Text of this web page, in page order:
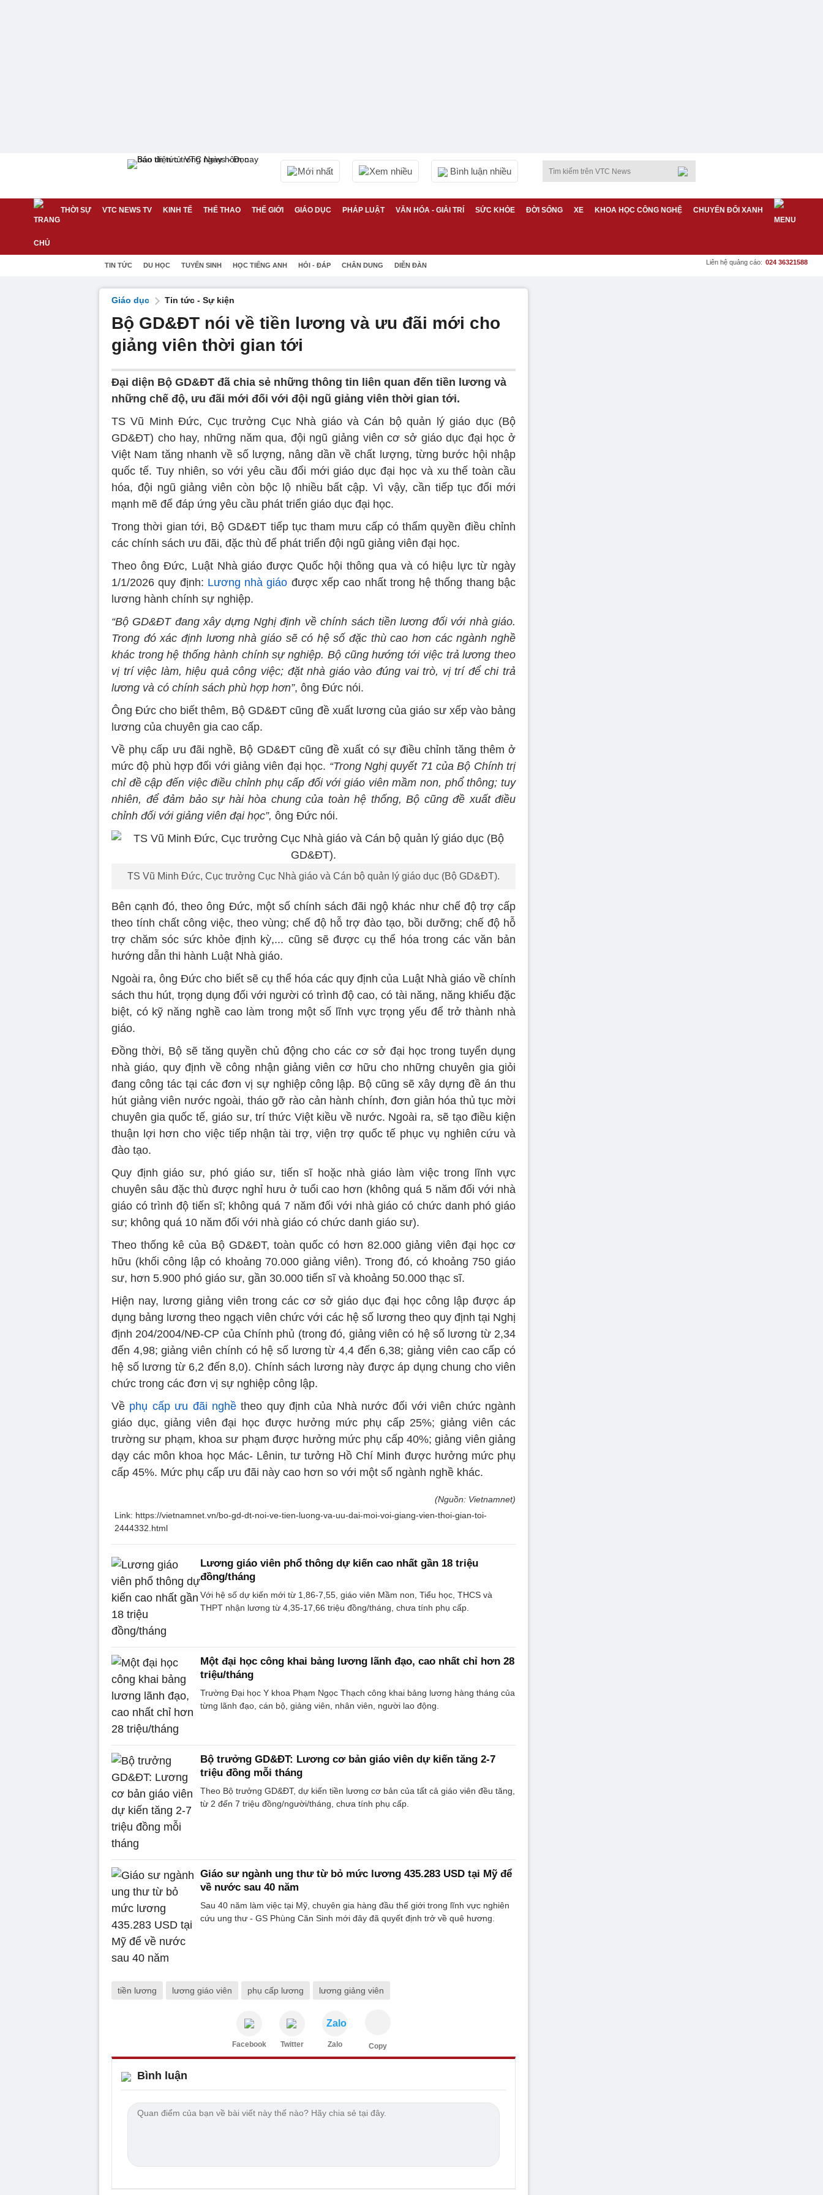
Mới nhất Xem nhiều Bình luận nhiều
THỜI SỰ VTC NEWS TV KINH TẾ THỂ THAO THẾ GIỚI GIÁO DỤC PHÁP LUẬT VĂN HÓA - GIẢI TRÍ SỨC KHỎE ĐỜI SỐNG XE KHOA HỌC CÔNG NGHỆ CHUYỂN ĐỔI XANH
TIN TỨC DU HỌC TUYỂN SINH HỌC TIẾNG ANH HỎI - ĐÁP CHÂN DUNG DIỄN ĐÀN Liên hệ quảng cáo: 024 36321588
Giáo dục Tin tức - Sự kiện
Bộ GD&ĐT nói về tiền lương và ưu đãi mới cho
giảng viên thời gian tới
Đại diện Bộ GD&ĐT đã chia sẻ những thông tin liên quan đến tiền lương và
những chế độ, ưu đãi mới đối với đội ngũ giảng viên thời gian tới.
TS Vũ Minh Đức, Cục trưởng Cục Nhà giáo và Cán bộ quản lý giáo dục (Bộ
GD&ĐT) cho hay, những năm qua, đội ngũ giảng viên cơ sở giáo dục đại học ở
Việt Nam tăng nhanh về số lượng, nâng dần về chất lượng, từng bước hội nhập
quốc tế. Tuy nhiên, so với yêu cầu đổi mới giáo dục đại học và xu thế toàn cầu
hóa, đội ngũ giảng viên còn bộc lộ nhiều bất cập. Vì vậy, cần tiếp tục đổi mới
mạnh mẽ để đáp ứng yêu cầu phát triển giáo dục đại học.
Trong thời gian tới, Bộ GD&ĐT tiếp tục tham mưu cấp có thẩm quyền điều chỉnh
các chính sách ưu đãi, đặc thù để phát triển đội ngũ giảng viên đại học.
Theo ông Đức, Luật Nhà giáo được Quốc hội thông qua và có hiệu lực từ ngày
1/1/2026 quy định: Lương nhà giáo được xếp cao nhất trong hệ thống thang bậc
lương hành chính sự nghiệp.
“Bộ GD&ĐT đang xây dựng Nghị định về chính sách tiền lương đối với nhà giáo.
Trong đó xác định lương nhà giáo sẽ có hệ số đặc thù cao hơn các ngành nghề
khác trong hệ thống hành chính sự nghiệp. Bộ cũng hướng tới việc trả lương theo
vị trí việc làm, hiệu quả công việc; đặt nhà giáo vào đúng vai trò, vị trí để chi trả
lương và có chính sách phù hợp hơn”, ông Đức nói.
Ông Đức cho biết thêm, Bộ GD&ĐT cũng đề xuất lương của giáo sư xếp vào bảng
lương của chuyên gia cao cấp.
Về phụ cấp ưu đãi nghề, Bộ GD&ĐT cũng đề xuất có sự điều chỉnh tăng thêm ở
mức độ phù hợp đối với giảng viên đại học. “Trong Nghị quyết 71 của Bộ Chính trị
chỉ đề cập đến việc điều chỉnh phụ cấp đối với giáo viên mầm non, phổ thông; tuy
nhiên, để đảm bảo sự hài hòa chung của toàn hệ thống, Bộ cũng đề xuất điều
chỉnh đối với giảng viên đại học”, ông Đức nói.
TS Vũ Minh Đức, Cục trưởng Cục Nhà giáo và Cán bộ quản lý giáo dục (Bộ GD&ĐT).
Bên cạnh đó, theo ông Đức, một số chính sách đãi ngộ khác như chế độ trợ cấp
theo tính chất công việc, theo vùng; chế độ hỗ trợ đào tạo, bồi dưỡng; chế độ hỗ
trợ chăm sóc sức khỏe định kỳ,... cũng sẽ được cụ thể hóa trong các văn bản
hướng dẫn thi hành Luật Nhà giáo.
Ngoài ra, ông Đức cho biết sẽ cụ thể hóa các quy định của Luật Nhà giáo về chính
sách thu hút, trọng dụng đối với người có trình độ cao, có tài năng, năng khiếu đặc
biệt, có kỹ năng nghề cao làm trong một số lĩnh vực trọng yếu để trở thành nhà
giáo.
Đồng thời, Bộ sẽ tăng quyền chủ động cho các cơ sở đại học trong tuyển dụng
nhà giáo, quy định về công nhận giảng viên cơ hữu cho những chuyên gia giỏi
đang công tác tại các đơn vị sự nghiệp công lập. Bộ cũng sẽ xây dựng đề án thu
hút giảng viên nước ngoài, tháo gỡ rào cản hành chính, đơn giản hóa thủ tục mời
chuyên gia quốc tế, giáo sư, trí thức Việt kiều về nước. Ngoài ra, sẽ tạo điều kiện
thuận lợi hơn cho việc tiếp nhận tài trợ, viện trợ quốc tế phục vụ nghiên cứu và
đào tạo.
Quy định giáo sư, phó giáo sư, tiến sĩ hoặc nhà giáo làm việc trong lĩnh vực
chuyên sâu đặc thù được nghỉ hưu ở tuổi cao hơn (không quá 5 năm đối với nhà
giáo có trình độ tiến sĩ; không quá 7 năm đối với nhà giáo có chức danh phó giáo
sư; không quá 10 năm đối với nhà giáo có chức danh giáo sư).
Theo thống kê của Bộ GD&ĐT, toàn quốc có hơn 82.000 giảng viên đại học cơ
hữu (khối công lập có khoảng 70.000 giảng viên). Trong đó, có khoảng 750 giáo
sư, hơn 5.900 phó giáo sư, gần 30.000 tiến sĩ và khoảng 50.000 thạc sĩ.
Hiện nay, lương giảng viên trong các cơ sở giáo dục đại học công lập được áp
dụng bảng lương theo ngạch viên chức với các hệ số lương theo quy định tại Nghị
định 204/2004/NĐ-CP của Chính phủ (trong đó, giảng viên có hệ số lương từ 2,34
đến 4,98; giảng viên chính có hệ số lương từ 4,4 đến 6,38; giảng viên cao cấp có
hệ số lương từ 6,2 đến 8,0). Chính sách lương này được áp dụng chung cho viên
chức trong các đơn vị sự nghiệp công lập.
Về phụ cấp ưu đãi nghềtheo quy định của Nhà nước đối với viên chức ngành
giáo dục, giảng viên đại học được hưởng mức phụ cấp 25%; giảng viên các
trường sư phạm, khoa sư phạm được hưởng mức phụ cấp 40%; giảng viên giảng
dạy các môn khoa học Mác- Lênin, tư tưởng Hồ Chí Minh được hưởng mức phụ
cấp 45%. Mức phụ cấp ưu đãi này cao hơn so với một số ngành nghề khác.
(Nguồn: Vietnamnet)
Link: https://vietnamnet.vn/bo-gd-dt-noi-ve-tien-luong-va-uu-dai-moi-voi-giang-vien-thoi-gian-toi-
2444332.html
Lương giáo viên phổ thông dự kiến cao nhất gần 18 triệu
đồng/tháng
Với hệ số dự kiến mới từ 1,86-7,55, giáo viên Mầm non, Tiểu học, THCS và
THPT nhận lương từ 4,35-17,66 triệu đồng/tháng, chưa tính phụ cấp.
Một đại học công khai bảng lương lãnh đạo, cao nhất chỉ hơn 28
triệu/tháng
Trường Đại học Y khoa Phạm Ngọc Thạch công khai bảng lương hàng tháng của
từng lãnh đạo, cán bộ, giảng viên, nhân viên, người lao động.
Bộ trưởng GD&ĐT: Lương cơ bản giáo viên dự kiến tăng 2-7
triệu đồng mỗi tháng
Theo Bộ trưởng GD&ĐT, dự kiến tiền lương cơ bản của tất cả giáo viên đều tăng,
từ 2 đến 7 triệu đồng/người/tháng, chưa tính phụ cấp.
Giáo sư ngành ung thư từ bỏ mức lương 435.283 USD tại Mỹ để
về nước sau 40 năm
Sau 40 năm làm việc tại Mỹ, chuyên gia hàng đầu thế giới trong lĩnh vực nghiên
cứu ung thư - GS Phùng Căn Sinh mới đây đã quyết định trở về quê hương.
tiền lương lương giáo viên phụ cấp lương lương giảng viên
Facebook Twitter
Zalo
Zalo Copy
Bình luận